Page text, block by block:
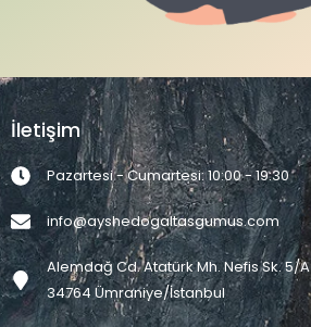
İletişim
Pazartesi - Cumartesi: 10:00 - 19:30
info@ayshedogaltasgumus.com
Alemdağ Cd. Atatürk Mh. Nefis Sk. 5/A
34764 Ümraniye/İstanbul